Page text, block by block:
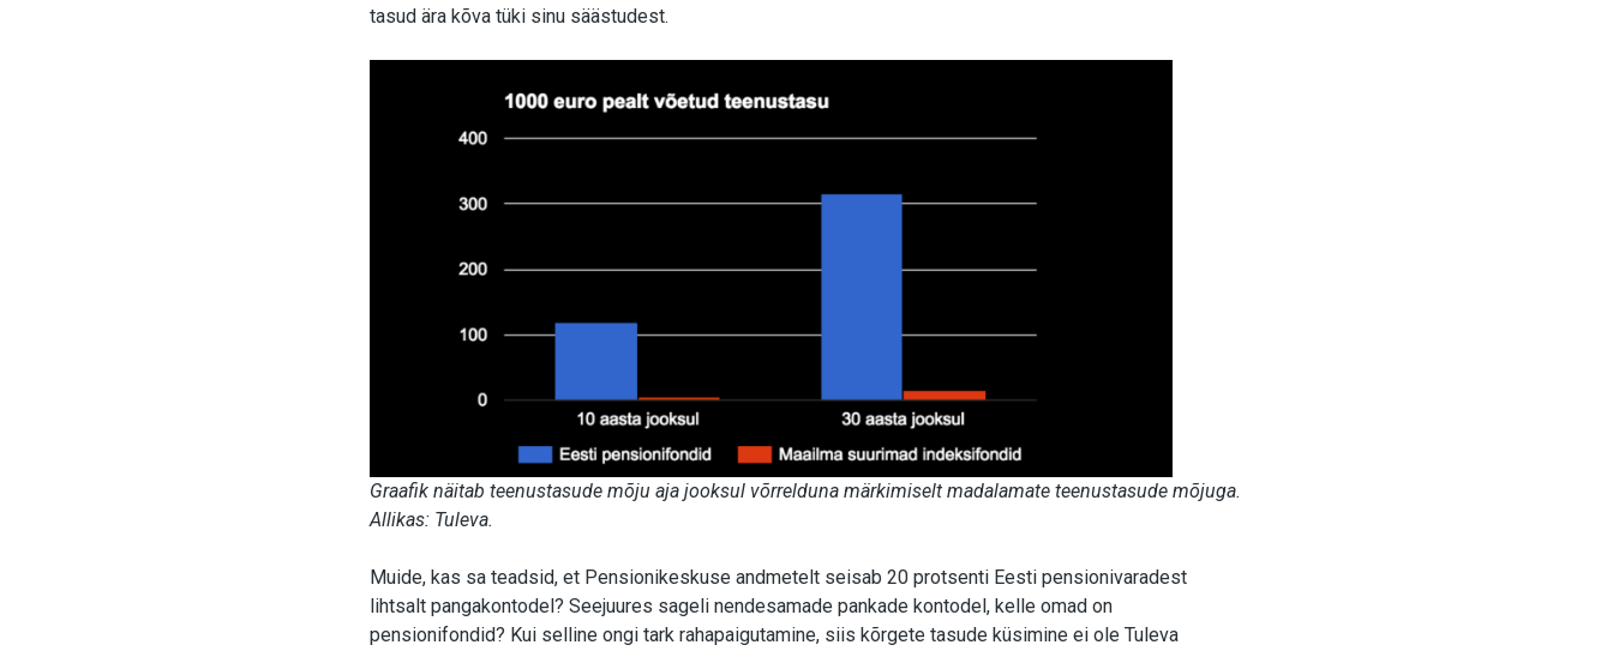
tasud ära kõva tüki sinu säästudest.
Graafik näitab teenustasude mõju aja jooksul võrrelduna märkimiselt madalamate teenustasude mõjuga.
Allikas: Tuleva.
Muide, kas sa teadsid, et Pensionikeskuse andmetelt seisab 20 protsenti Eesti pensionivaradest
lihtsalt pangakontodel? Seejuures sageli nendesamade pankade kontodel, kelle omad on
pensionifondid? Kui selline ongi tark rahapaigutamine, siis kõrgete tasude küsimine ei ole Tuleva